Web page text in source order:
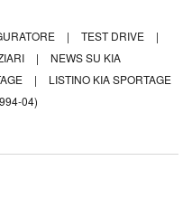
| TEST DRIVE
|
|
NEWS SU KIA
|
LISTINO KIA SPORTAGE
04)